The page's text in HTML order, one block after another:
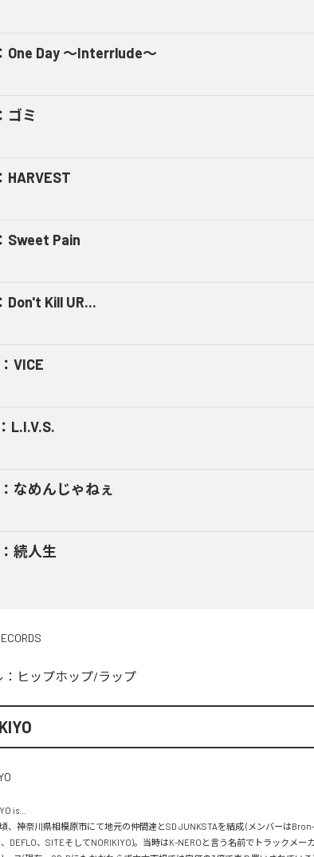
： One Day ～Interrlude～
： ゴミ
： HARVEST
： Sweet Pain
： Don't Kill UR...
： VICE
： L.I.V.S.
： なめんじゃねぇ
： 続人生
ヒップホップ/ラップ
is...
、神奈川県相模原市にて地元の仲間達とSD JUNKSTAを結成 (メンバーはBron-
、DEFLO、SITEそしてNORIKIYO)。当時はK-NEROと言う名前でトラックメー